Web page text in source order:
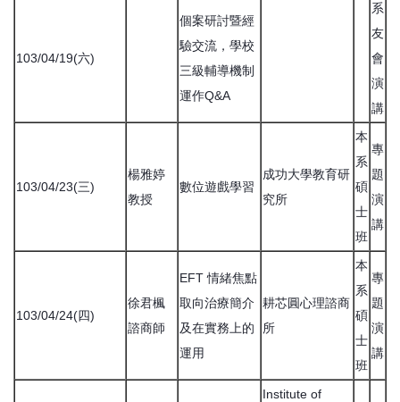
103/04/19(六)
個案研討暨經
驗交流，學校
三級輔導機制
運作Q&A
系
友
會
演
講
103/04/23(三)
楊雅婷
教授
數位遊戲學習
成功大學教育研
究所
本
系
碩
士
班
專
題
演
講
103/04/24(四)
徐君楓
諮商師
EFT 情緒焦點
取向治療簡介
及在實務上的
運用
耕芯圓心理諮商
所
本
系
碩
士
班
專
題
演
講
Institute of